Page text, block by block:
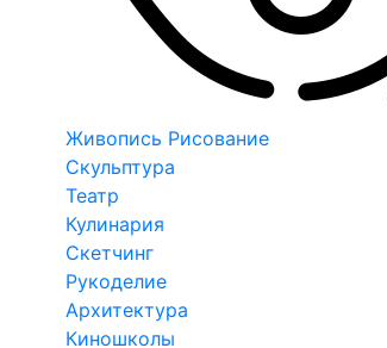
Живопись Рисование
Скульптура
Театр
Кулинария
Скетчинг
Рукоделие
Архитектура
Киношколы